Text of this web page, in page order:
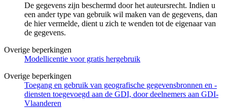
De gegevens zijn beschermd door het auteursrecht. Indien u
een ander type van gebruik wil maken van de gegevens, dan
de hier vermelde, dient u zich te wenden tot de eigenaar van
de gegevens.
Overige beperkingen
Modellicentie voor gratis hergebruik
Overige beperkingen
Toegang en gebruik van geografische gegevensbronnen en -
diensten toegevoegd aan de GDI, door deelnemers aan GDI-
Vlaanderen